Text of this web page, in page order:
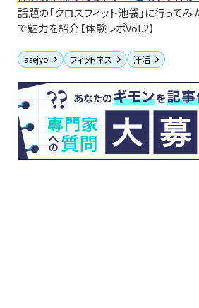
話題の「クロスフィット池袋」に行ってみ
で魅力を紹介【体験レポVol.2】
asejyo フィットネス 汗活